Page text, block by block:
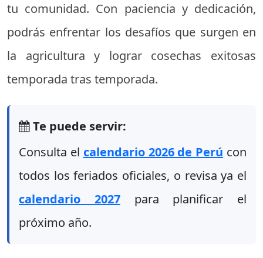
tu comunidad. Con paciencia y dedicación,
podrás enfrentar los desafíos que surgen en
la agricultura y lograr cosechas exitosas
temporada tras temporada.
Te puede servir:
Consulta el calendario 2026 de Perú con
todos los feriados oficiales, o revisa ya el
calendario 2027para planificar el
próximo año.